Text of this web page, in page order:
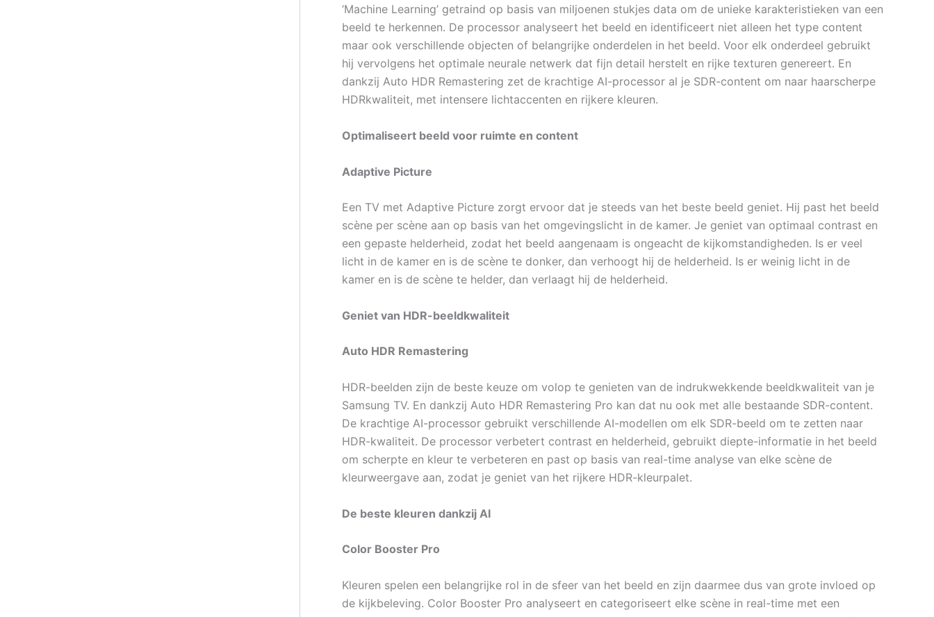
‘Machine Learning’ getraind op basis van miljoenen stukjes data om de unieke karakteristieken van een
beeld te herkennen. De processor analyseert het beeld en identificeert niet alleen het type content
maar ook verschillende objecten of belangrijke onderdelen in het beeld. Voor elk onderdeel gebruikt
hij vervolgens het optimale neurale netwerk dat fijn detail herstelt en rijke texturen genereert. En
dankzij Auto HDR Remastering zet de krachtige AI-processor al je SDR-content om naar haarscherpe
HDRkwaliteit, met intensere lichtaccenten en rijkere kleuren.
Optimaliseert beeld voor ruimte en content
Adaptive Picture
Een TV met Adaptive Picture zorgt ervoor dat je steeds van het beste beeld geniet. Hij past het beeld
scène per scène aan op basis van het omgevingslicht in de kamer. Je geniet van optimaal contrast en
een gepaste helderheid, zodat het beeld aangenaam is ongeacht de kijkomstandigheden. Is er veel
licht in de kamer en is de scène te donker, dan verhoogt hij de helderheid. Is er weinig licht in de
kamer en is de scène te helder, dan verlaagt hij de helderheid.
Geniet van HDR-beeldkwaliteit
Auto HDR Remastering
HDR-beelden zijn de beste keuze om volop te genieten van de indrukwekkende beeldkwaliteit van je
Samsung TV. En dankzij Auto HDR Remastering Pro kan dat nu ook met alle bestaande SDR-content.
De krachtige AI-processor gebruikt verschillende AI-modellen om elk SDR-beeld om te zetten naar
HDR-kwaliteit. De processor verbetert contrast en helderheid, gebruikt diepte-informatie in het beeld
om scherpte en kleur te verbeteren en past op basis van real-time analyse van elke scène de
kleurweergave aan, zodat je geniet van het rijkere HDR-kleurpalet.
De beste kleuren dankzij AI
Color Booster Pro
Kleuren spelen een belangrijke rol in de sfeer van het beeld en zijn daarmee dus van grote invloed op
de kijkbeleving. Color Booster Pro analyseert en categoriseert elke scène in real-time met een